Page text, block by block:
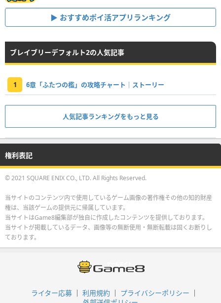
おすすめポイ活アプリランキング
ブレイブリーデフォルト2の人気記事
1 6章「ふたつの檻」の攻略チャート｜ストーリー
人気記事ランキングをもっと見る
権利表記
© 2021 SQUARE ENIX CO., LTD. All Rights Reserved.
当サイトのコンテンツ内で使用しているゲーム画像の著作権その他の知的財産
権は、当該ゲームの提供元に帰属しています。
当サイトはGame8編集部が独自に作成したコンテンツを提供しております。
当サイトが掲載しているデータ、画像等の無断使用・無断転載は固くお断りし
ております。
ライター応募 利用規約
プライバシーポリシー